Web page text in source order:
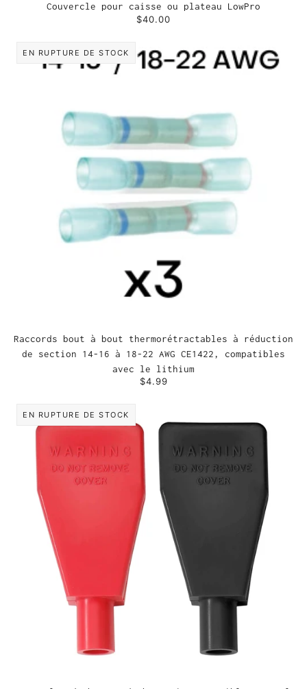
Couvercle pour caisse ou plateau LowPro
$40.00
EN RUPTURE DE STOCK
Raccords bout à bout thermorétractables à réduction
de section 14-16 à 18-22 AWG CE1422, compatibles
avec le lithium
$4.99
EN RUPTURE DE STOCK